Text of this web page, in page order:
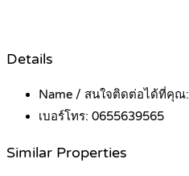
Details
Name / สนใจติดต่อได้ที่คุณ:
เบอร์โทร: 0655639565
Similar Properties